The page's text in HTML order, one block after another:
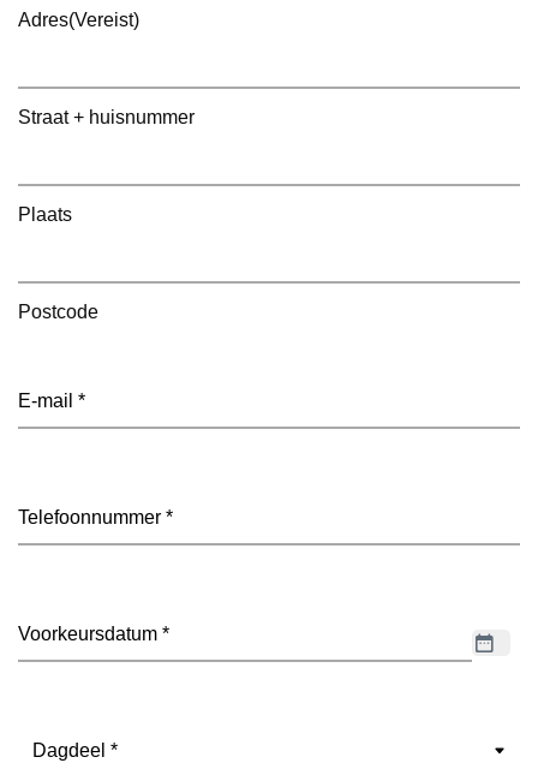
Adres(Vereist)
Straat + huisnummer
Plaats
Postcode